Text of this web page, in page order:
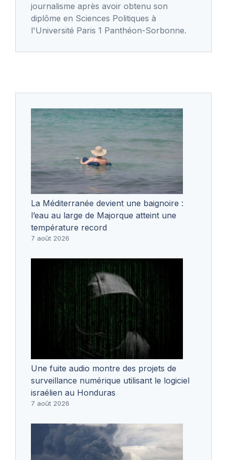
journalisme après avoir obtenu son
diplôme en Sciences Politiques à
l'Université Paris 1 Panthéon-Sorbonne.
La Méditerranée devient une baignoire :
l’eau au large de Majorque atteint une
température record
7 août 2026
Une fuite audio montre des projets de
surveillance numérique utilisant le logiciel
israélien au Honduras
7 août 2026